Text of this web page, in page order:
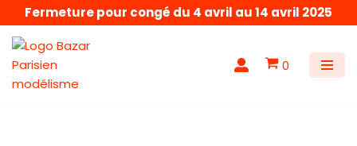
Aller
au
contenu
Fermeture pour congé du 4 avril au 14 avril 2025
0